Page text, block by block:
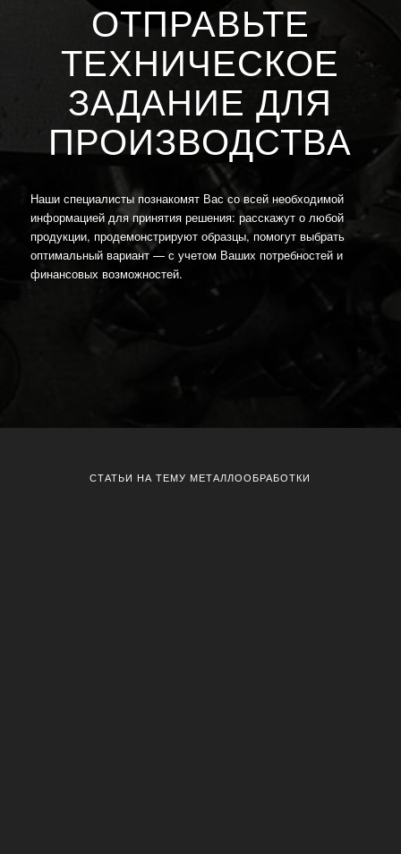
ОТПРАВЬТЕ
ТЕХНИЧЕСКОЕ
ЗАДАНИЕ ДЛЯ
ПРОИЗВОДСТВА
Наши специалисты познакомят Вас со всей необходимой
информацией для принятия решения: расскажут о любой
продукции, продемонстрируют образцы, помогут выбрать
оптимальный вариант — с учетом Ваших потребностей и
финансовых возможностей.
СТАТЬИ НА ТЕМУ МЕТАЛЛООБРАБОТКИ